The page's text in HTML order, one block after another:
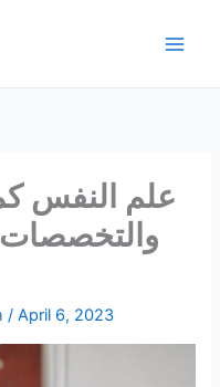
علم النفس
والتخصصات
/April 6, 2023